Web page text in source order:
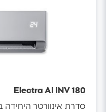
Electra AI INV 180
סדרת אינוורטר